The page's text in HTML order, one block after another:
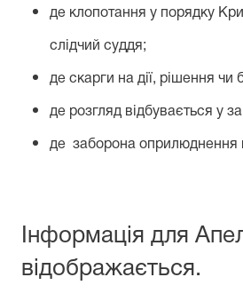
де клопотання у порядку
слідчий суддя;
де скарги на дії, рішення чи
де розгляд відбувається у
де заборона оприлюднення
Інформація для
відображається.